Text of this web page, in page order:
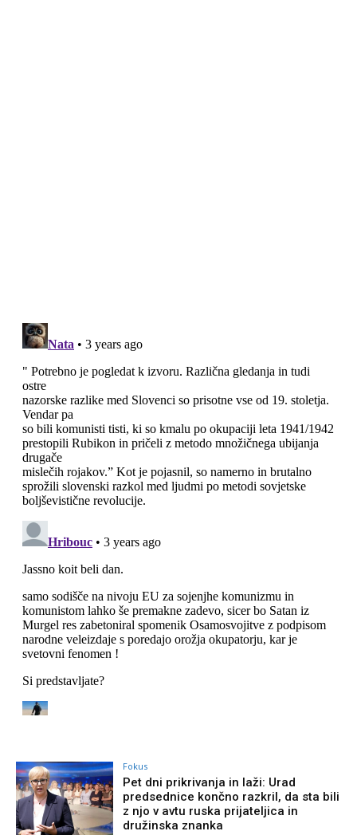
Fokus
Pet dni prikrivanja in laži: Urad
predsednice končno razkril, da sta bili
z njo v avtu ruska prijateljica in
družinska znanka